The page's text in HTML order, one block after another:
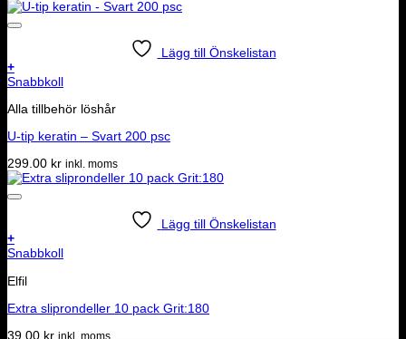
Lägg till Önskelistan
+
Snabbkoll
Alla tillbehör löshår
U-tip keratin – Svart 200 psc
299.00 kr inkl. moms
Lägg till Önskelistan
+
Snabbkoll
Elfil
Extra sliprondeller 10 pack Grit:180
39.00 kr inkl. moms